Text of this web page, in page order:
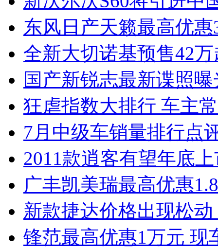
东风日产天籁最高优
全新大切诺基预售42
国产新锐志最新谍照
狂虐指数大排行 车主
7月中级车销量排行点
2011款逍客有望年底
广丰凯美瑞最高优惠
新款捷达价格出现松
锋范最高优惠1万元 现